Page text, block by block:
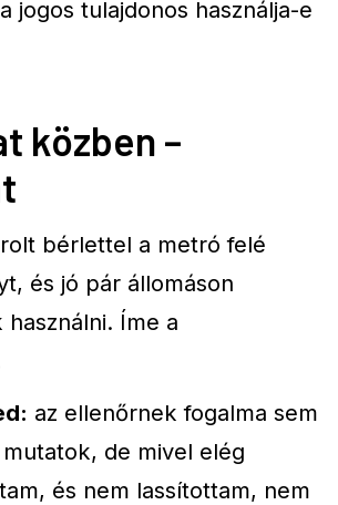
jogos tulajdonos használja-e
közben –
bérlettel a metró felé
és jó pár állomáson
Íme a
az ellenőrnek fogalma sem
de mivel elég
és nem lassítottam, nem